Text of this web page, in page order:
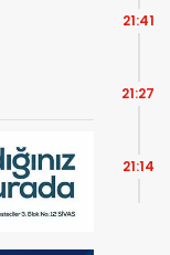
21:41
21:27
21:14